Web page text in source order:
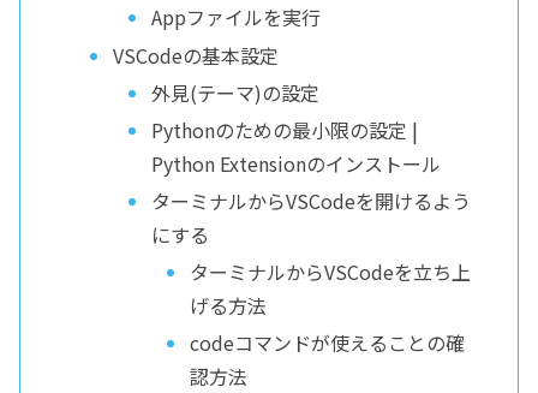
Appファイルを実行
VSCodeの基本設定
外見(テーマ)の設定
Pythonのための最小限の設定 |
Python Extensionのインストール
ターミナルからVSCodeを開けるよう
にする
ターミナルからVSCodeを立ち上
げる方法
codeコマンドが使えることの確
認方法